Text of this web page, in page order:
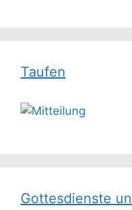
Taufen
Gottesdienste